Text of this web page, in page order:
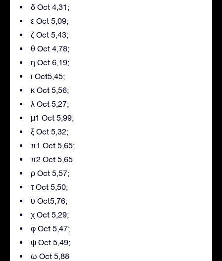
δ Oct 4,31;
ε Oct 5,09;
ζ Oct 5,43;
θ Oct 4,78;
η Oct 6,19;
ι Oct5,45;
κ Oct 5,56;
λ Oct 5,27;
μ1 Oct 5,99;
ξ Oct 5,32;
π1 Oct 5,65;
π2 Oct 5,65
ρ Oct 5,57;
τ Oct 5,50;
υ Oct5,76;
χ Oct 5,29;
φ Oct 5,47;
ψ Oct 5,49;
ω Oct 5,88